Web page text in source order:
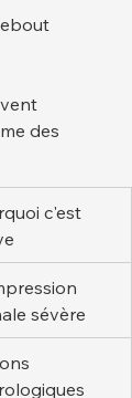
des
c'est
sévère